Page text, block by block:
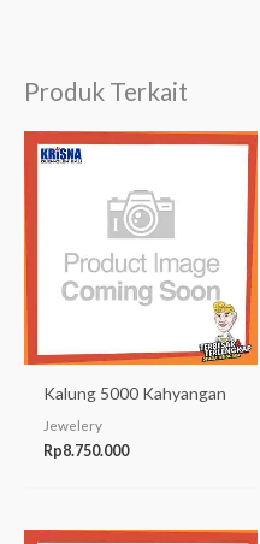
Produk Terkait
Kalung 5000 Kahyangan
Jewelery
Rp8.750.000